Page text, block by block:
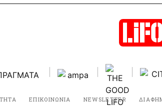
ΕΠΙΚΟΙΝΩΝΙΑ NEWSLETTER